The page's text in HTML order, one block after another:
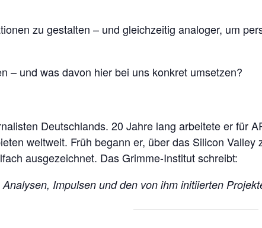
zu gestalten – und gleichzeitig analoger, um
– und was davon hier bei uns konkret umsetzen?
Deutschlands. 20 Jahre lang arbeitete er für
weltweit. Früh begann er, über das Silicon Valley
ausgezeichnet. Das Grimme-Institut schreibt:
Impulsen und den von ihm initiierten